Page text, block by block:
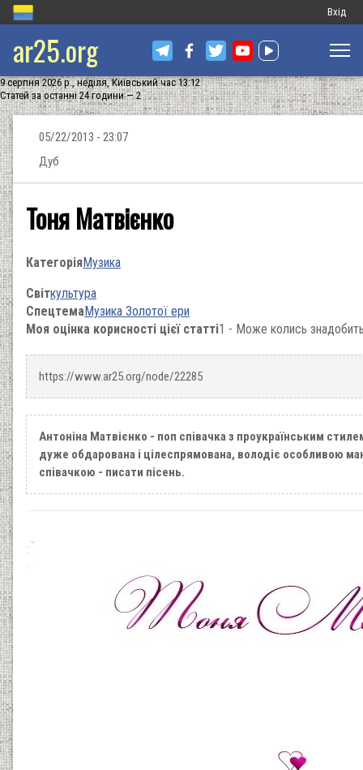
Меню
запису
Вхід
ar25.org
9 серпня 2026 р., неділя, Київський час 13:12
Статей за останні 24 години — 2
05/22/2013 - 23:07
Дуб
Тоня Матвієнко
КатегоріяМузика
Світкультура
СпецтемаМузика Золотої ери
Моя оцінка корисності цієї статті1 - Може колись
https://www.ar25.org/node/22285
Антоніна Матвієнко - поп співачка з проукраїнським
дуже обдарована і цілеспрямована, володіє особливою
співачкою - писати пісень.